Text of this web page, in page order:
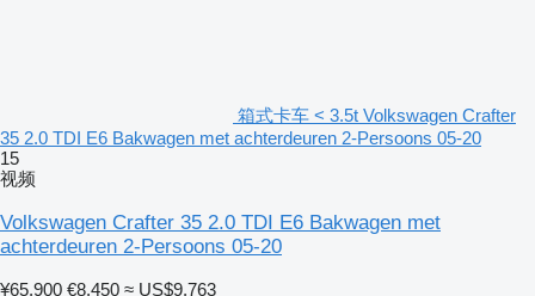
箱式卡车 < 3.5t Volkswagen Crafter
35 2.0 TDI E6 Bakwagen met achterdeuren 2-Persoons 05-20
15
视频
Volkswagen Crafter 35 2.0 TDI E6 Bakwagen met
achterdeuren 2-Persoons 05-20
¥65,900 €8,450 ≈ US$9,763